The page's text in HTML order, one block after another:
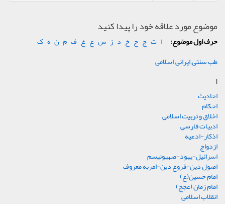
موضوع مورد علاقه خود را پیدا کنید
حرف اول موضوع: ا ت ج ح خ د ز س ع غ ف م ن ه ک
طب سنتی, ایرانی, اسلامی
ا
احادیث
احکام
اخلاق و تربیت اسلامی
ادبیات فارسی
اذکار-ادعیه
ازدواج
اسرائیل-یهود-صهیونیسم
اصول دین-فروع دین-امربه معروف
امام حسین(ع)
امام زمان (عجج)
انقلاب اسلامی